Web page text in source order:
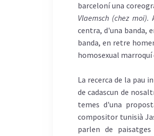
barceloní una
Vlaemsch (chez moi).
centra, d'una banda,
banda, en retre
homosexual marroquí
La recerca de la pau
de cadascun de
temes d'una
compositor tunisià
parlen de